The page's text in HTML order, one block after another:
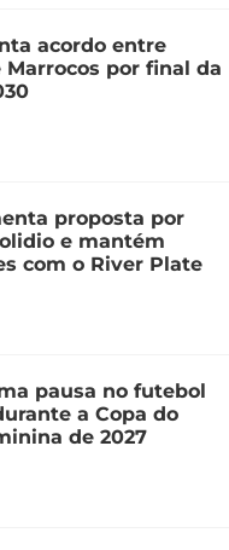
acordo entre
por final da
proposta por
e mantém
com o River Plate
pausa no futebol
a Copa do
de 2027